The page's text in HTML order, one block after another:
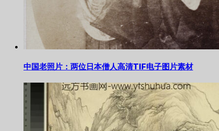
中国老照片：两位日本僧人高清TIF电子图片素材